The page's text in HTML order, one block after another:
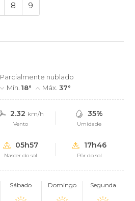
8 9
Parcialmente nublado
Mín.18° Máx.37°
2.32 km/h
Vento
35%
Umidade
05h57
Nascer do sol
17h46
Pôr do sol
Sábado Domingo Segunda